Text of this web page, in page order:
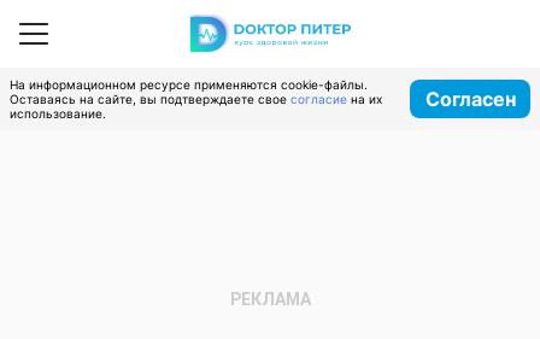
На информационном ресурсе применяются cookie-файлы.
Оставаясь на сайте, вы подтверждаете свое согласие на их
использование.
Согласен